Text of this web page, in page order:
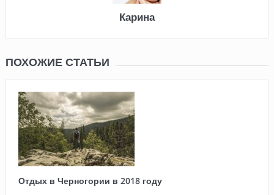
Карина
ПОХОЖИЕ СТАТЬИ
Отдых в Черногории в 2018 году